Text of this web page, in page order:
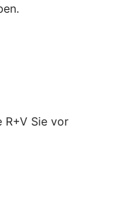
R+V Sie vor